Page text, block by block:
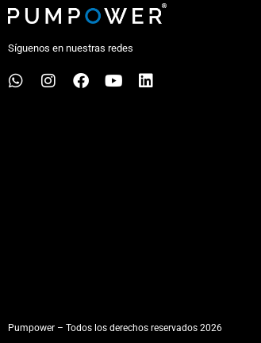
Síguenos en nuestras redes
Pumpower – Todos los derechos reservados 2026